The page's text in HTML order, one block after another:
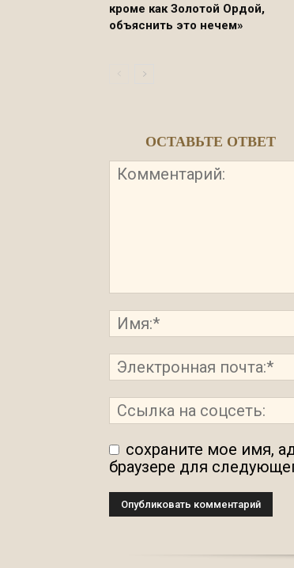
кроме как Золотой Ордой,
объяснить это нечем»
ОСТАВЬТЕ ОТВЕТ
сохраните мое имя,
браузере для